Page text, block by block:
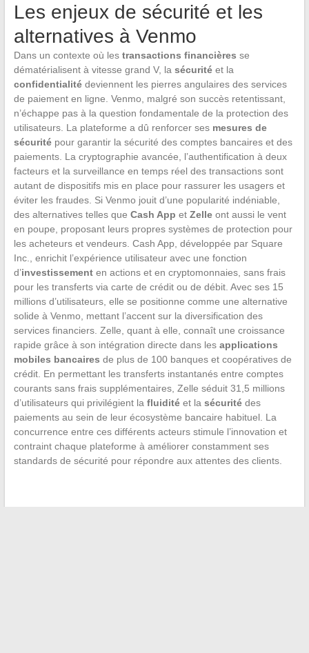
Les enjeux de sécurité et les
alternatives à Venmo
Dans un contexte où les transactions financières se
dématérialisent à vitesse grand V, la sécuritéet la
confidentialitédeviennent les pierres angulaires des services
de paiement en ligne. Venmo, malgré son succès retentissant,
n’échappe pas à la question fondamentale de la protection des
utilisateurs. La plateforme a dû renforcer ses mesures de
sécuritépour garantir la sécurité des comptes bancaires et des
paiements. La cryptographie avancée, l’authentification à deux
facteurs et la surveillance en temps réel des transactions sont
autant de dispositifs mis en place pour rassurer les usagers et
éviter les fraudes. Si Venmo jouit d’une popularité indéniable,
des alternatives telles que Cash App et Zelleont aussi le vent
en poupe, proposant leurs propres systèmes de protection pour
les acheteurs et vendeurs. Cash App, développée par Square
Inc., enrichit l’expérience utilisateur avec une fonction
d’investissementen actions et en cryptomonnaies, sans frais
pour les transferts via carte de crédit ou de débit. Avec ses 15
millions d’utilisateurs, elle se positionne comme une alternative
solide à Venmo, mettant l’accent sur la diversification des
services financiers. Zelle, quant à elle, connaît une croissance
rapide grâce à son intégration directe dans les applications
mobiles bancaires de plus de 100 banques et coopératives de
crédit. En permettant les transferts instantanés entre comptes
courants sans frais supplémentaires, Zelle séduit 31,5 millions
d’utilisateurs qui privilégient la fluiditéet la sécuritédes
paiements au sein de leur écosystème bancaire habituel. La
concurrence entre ces différents acteurs stimule l’innovation et
contraint chaque plateforme à améliorer constamment ses
standards de sécurité pour répondre aux attentes des clients.